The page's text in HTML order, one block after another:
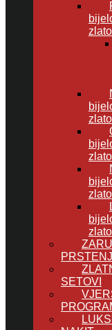
zlato
zlato
zlato
zlato
zlato
SETOVI